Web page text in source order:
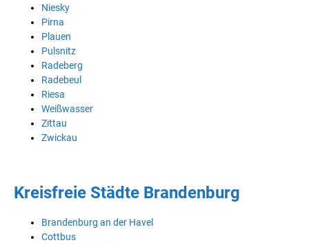
Niesky
Pirna
Plauen
Pulsnitz
Radeberg
Radebeul
Riesa
Weißwasser
Zittau
Zwickau
Kreisfreie Städte Brandenburg
Brandenburg an der Havel
Cottbus